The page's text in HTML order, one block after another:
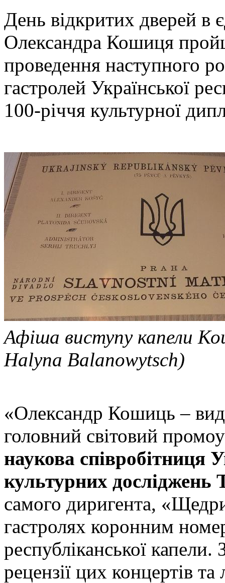
День відкритих дверей в
Олександра Кошиця
проведення наступного
гастролей Української
100-річчя культурної
Афіша виступу капели
Halyna Balanowytsch)
«Олександр Кошиць –
головний світовий
наукова співробітниця
культурних досліджень
самого диригента,
гастролях коронним
республіканської капели.
рецензії цих концертів